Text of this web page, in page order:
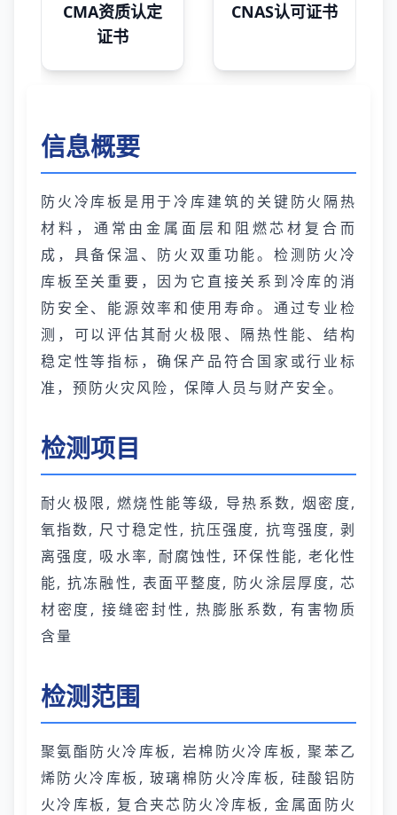
CMA资质认定
证书
CNAS认可证书
信息概要
防火冷库板是用于冷库建筑的关键防火隔热
材料，通常由金属面层和阻燃芯材复合而
成，具备保温、防火双重功能。检测防火冷
库板至关重要，因为它直接关系到冷库的消
防安全、能源效率和使用寿命。通过专业检
测，可以评估其耐火极限、隔热性能、结构
稳定性等指标，确保产品符合国家或行业标
准，预防火灾风险，保障人员与财产安全。
检测项目
耐火极限, 燃烧性能等级, 导热系数, 烟密度,
氧指数, 尺寸稳定性, 抗压强度, 抗弯强度, 剥
离强度, 吸水率, 耐腐蚀性, 环保性能, 老化性
能, 抗冻融性, 表面平整度, 防火涂层厚度, 芯
材密度, 接缝密封性, 热膨胀系数, 有害物质
含量
检测范围
聚氨酯防火冷库板, 岩棉防火冷库板, 聚苯乙
烯防火冷库板, 玻璃棉防火冷库板, 硅酸铝防
火冷库板, 复合夹芯防火冷库板, 金属面防火